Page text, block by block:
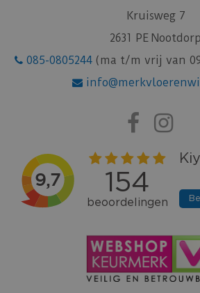
Kruisweg 7
2631 PE Nootdorp
085-0805244 (ma t/m vrij van